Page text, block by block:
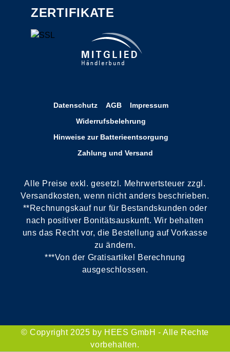
ZERTIFIKATE
Datenschutz AGB
Impressum
Widerrufsbelehrung
Hinweise zur Batterieentsorgung
Zahlung und Versand
Alle Preise exkl. gesetzl. Mehrwertsteuer zzgl.
Versandkosten, wenn nicht anders beschrieben.
**Rechnungskauf nur für Bestandskunden oder
nach positiver Bonitätsauskunft. Wir behalten
uns das Recht vor, die Bestellung auf Vorkasse
zu ändern.
***Von der Gratisartikel Berechnung
ausgeschlossen.
© Copyright 2025 by HEES GmbH - Alle Rechte
vorbehalten.